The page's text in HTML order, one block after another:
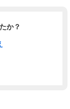
か？